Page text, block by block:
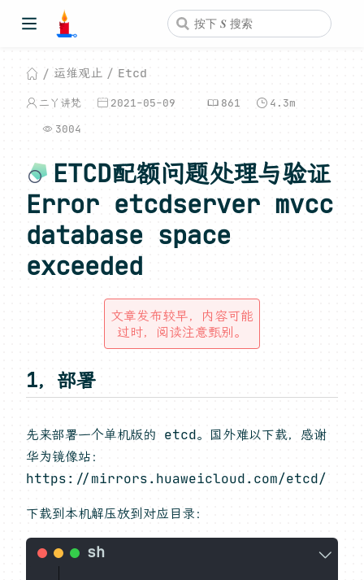
运维观止 Etcd
二丫讲梵 2021-05-09 861 4.3m
3004
ETCD配额问题处理与验证
Error etcdserver mvcc
database space
exceeded
文章发布较早，内容可能
过时，阅读注意甄别。
1，部署
先来部署一个单机版的 etcd。国外难以下载，感谢
华为镜像站：
https://mirrors.huaweicloud.com/etcd/
下载到本机解压放到对应目录：